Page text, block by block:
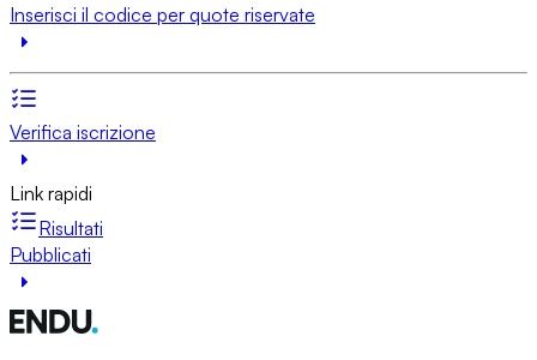
Inserisci il codice per quote riservate
Verifica iscrizione
Link rapidi
Risultati
Pubblicati